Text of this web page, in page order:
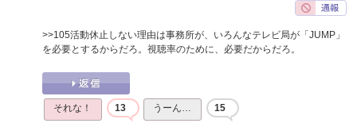
>>105活動休止しない理由は事務所が、いろんなテレビ局が「JUMP」
を必要とするからだろ。視聴率のために、必要だからだろ。
それな！ 13 うーん… 15